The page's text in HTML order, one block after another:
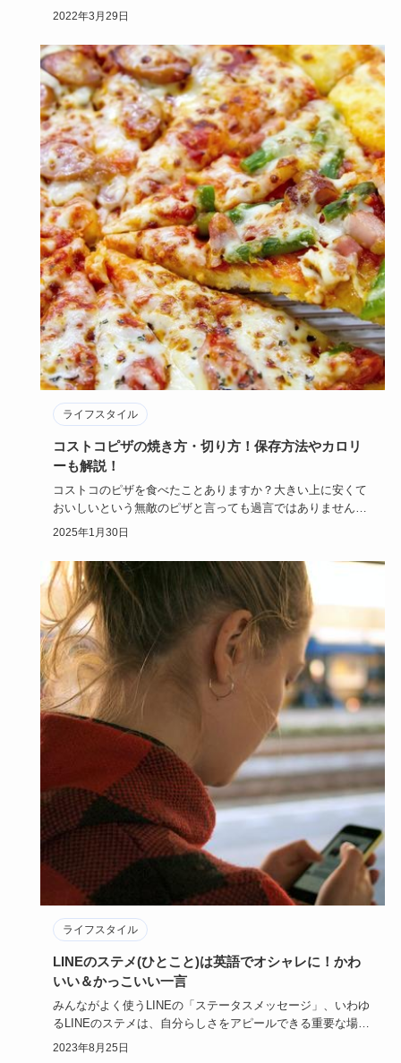
をまだよく知ら…
2022年3月29日
ライフスタイル
コストコピザの焼き方・切り方！保存方法やカロリ
ーも解説！
コストコのピザを食べたことありますか？大きい上に安くて
おいしいという無敵のピザと言っても過言ではありません！
焼き方次第で心…
2025年1月30日
ライフスタイル
LINEのステメ(ひとこと)は英語でオシャレに！かわ
いい＆かっこいい一言
みんながよく使うLINEの「ステータスメッセージ」、いわゆ
るLINEのステメは、自分らしさをアピールできる重要な場所
です。…
2023年8月25日